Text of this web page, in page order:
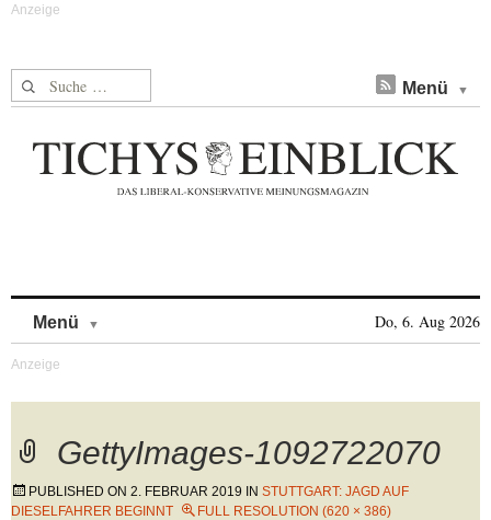
Suche nach: Menü
Menü Do, 6. Aug 2026
GettyImages-1092722070
PUBLISHED ON 2. FEBRUAR 2019 IN STUTTGART: JAGD AUF
DIESELFAHRER BEGINNT
FULL RESOLUTION (620 × 386)